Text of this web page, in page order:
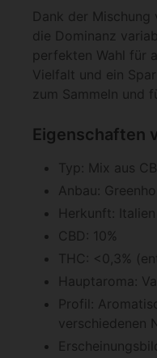
Dank der Mischung
die Dominanz
perfekten Wahl für
Vielfalt und ein
zum Sammeln und
Eigenschaften
Typ: Mix aus
Anbau:
Herkunft: Italien
CBD: 10%
THC: <0,3%
Hauptaroma:
Profil:
verschiedenen